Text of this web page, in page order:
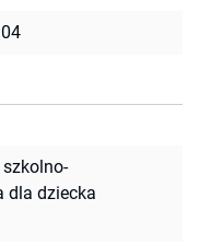
dla dziecka